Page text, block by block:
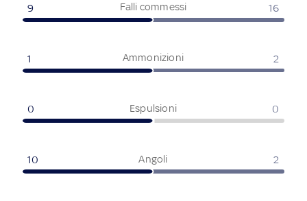
Falli commessi
9 16
Ammonizioni
1 2
Espulsioni
0 0
Angoli
10 2